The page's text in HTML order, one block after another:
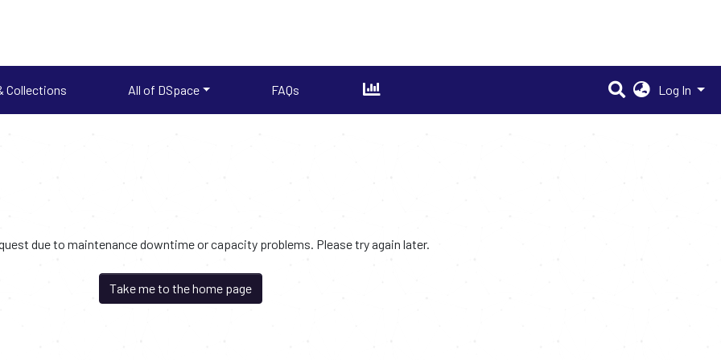
Collections All of DSpace FAQs Log In
due to maintenance downtime or capacity problems. Please try again later.
Take me to the home page